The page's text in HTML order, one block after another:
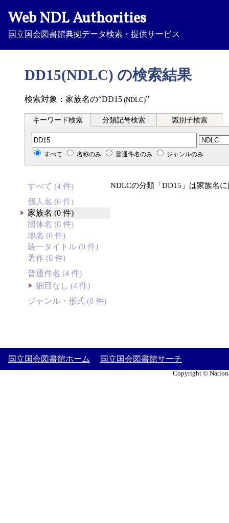
Web NDL Authorities
国立国会図書館典拠データ検索・提供サービス
DD15(NDLC) の検索結果
検索対象：家族名の“DD15 (NDLC)”
キーワード検索 分類記号検索 識別子検索
分類記号検索
すべて 名称のみ 普通件名のみ ジャンルのみ
すべて (4 件)
個人名 (0 件)
家族名 (0 件)
団体名 (0 件)
地名 (0 件)
統一タイトル (0 件)
著作 (0 件)
普通件名 (4 件)
細目なし (4 件)
ジャンル・形式 (0 件)
NDLCの分類「DD15」は家族名
国立国会図書館ホーム 国立国会図書館サーチ
Copyright ©